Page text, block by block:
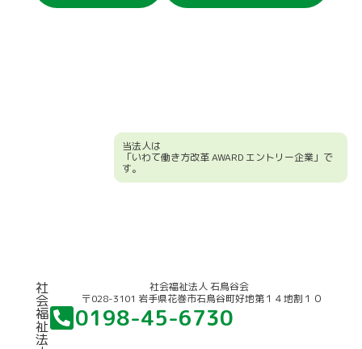
当法人は
「いわて働き方改革 AWARD エントリー企業」で
す。
社
会
福
祉
法
社会福祉法人 石鳥谷会
〒028-3101 岩手県花巻市石鳥谷町好地第１４地割１０
0198-45-6730